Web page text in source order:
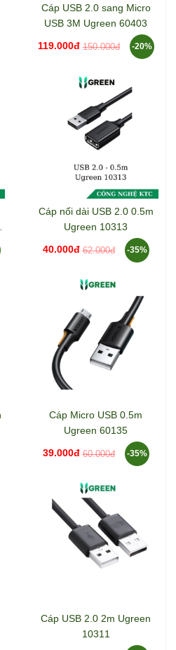
Cáp USB 2.0 sang Micro
USB 3M Ugreen 60403
119.000đ 150.000đ -20%
Cáp nối dài USB 2.0 0.5m
Ugreen 10313
40.000đ 62.000đ -35%
Cáp Micro USB 0.5m
Ugreen 60135
39.000đ 60.000đ -35%
Cáp USB 2.0 2m Ugreen
10311